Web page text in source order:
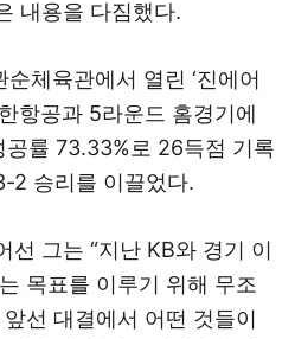
내용을 다짐했다.
체육관에서 열린 ‘진에어
항공과 5라운드 홈경기에
률 73.33%로 26득점 기록
2 승리를 이끌었다.
선 그는 “지난 KB와 경기 이
목표를 이루기 위해 무조
선 대결에서 어떤 것들이